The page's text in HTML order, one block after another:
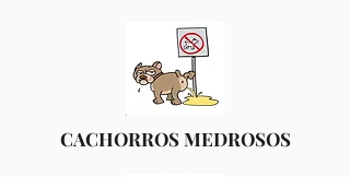
CACHORROS MEDROSOS